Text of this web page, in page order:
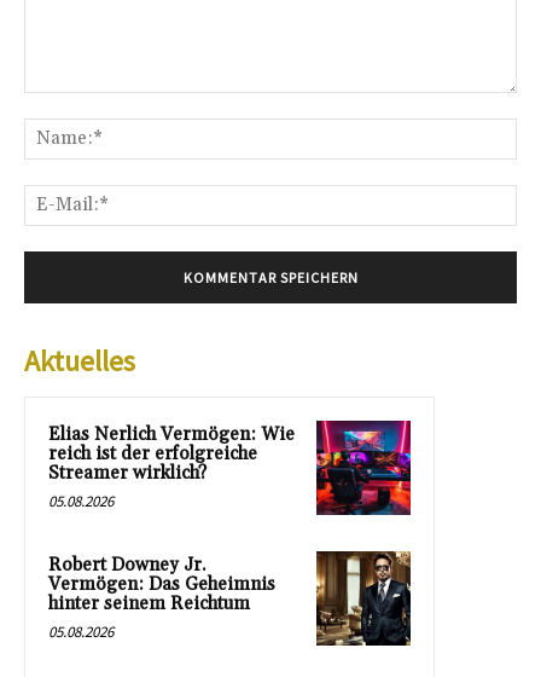
Aktuelles
Elias Nerlich Vermögen: Wie
reich ist der erfolgreiche
Streamer wirklich?
05.08.2026
Robert Downey Jr.
Vermögen: Das Geheimnis
hinter seinem Reichtum
05.08.2026